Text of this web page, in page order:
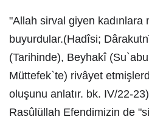
"Allah sirval giyen kadınlara
buyurdular.(Hadîsi;
(Tarihinde), Beyhakî
Müttefek`te) rivâyet
oluşunu anlatır. bk. IV/22-
Rasûlüllah Efendimizin de